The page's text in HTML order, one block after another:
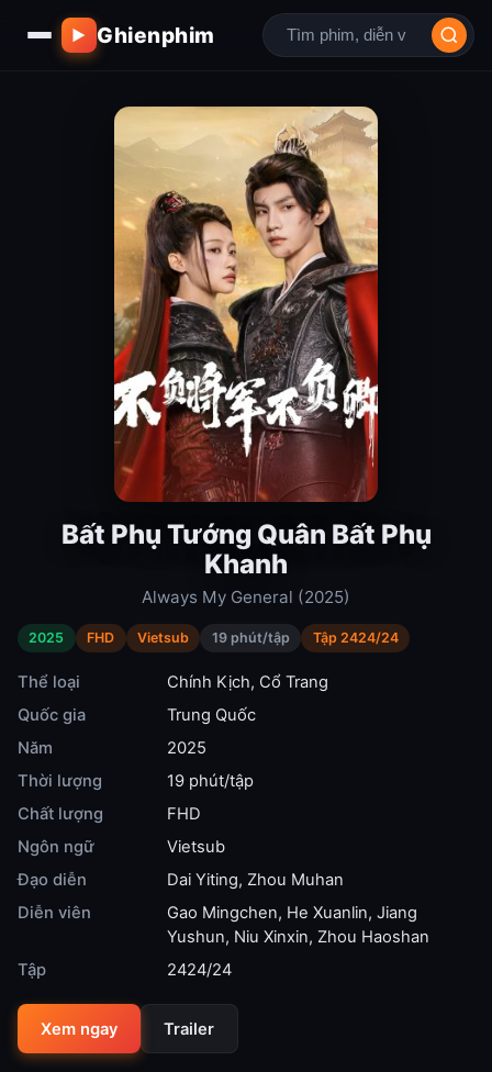
▶ Ghienphim
Bất Phụ Tướng Quân Bất Phụ
Khanh
Always My General (2025)
2025 FHD Vietsub 19 phút/tập Tập 2424/24
Thể loại Chính Kịch, Cổ Trang
Quốc gia
Trung Quốc
Năm
2025
Thời lượng
19 phút/tập
Chất lượng
FHD
Ngôn ngữ
Vietsub
Đạo diễn
Dai Yiting, Zhou Muhan
Diễn viên
Gao Mingchen, He Xuanlin, Jiang
Yushun, Niu Xinxin, Zhou Haoshan
Tập
2424/24
Xem ngay Trailer